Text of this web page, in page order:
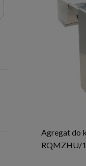
Agregat do
RQMZHU/